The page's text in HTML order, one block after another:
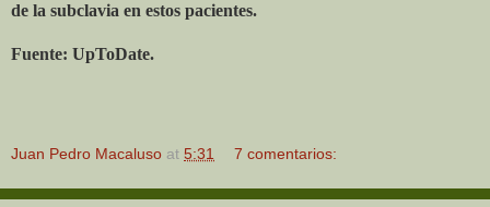
de la subclavia en estos pacientes.
Fuente: UpToDate.
Juan Pedro Macaluso at 5:31 7 comentarios: